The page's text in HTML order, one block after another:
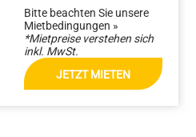
Bitte beachten Sie unsere
Mietbedingungen »
*Mietpreise verstehen sich
inkl. MwSt.
JETZT MIETEN